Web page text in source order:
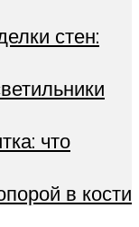
стен:
что
в кости